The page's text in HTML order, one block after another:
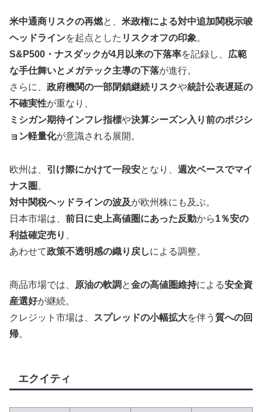
米中通商リスクの再燃と、 米政権による対中追加関税示唆
ヘッドラインを起点とした リスクオフの印象。
S&P500・ナスダックが4月以来の下落率を記録し、 広範
な手仕舞いとメガテック主導の下落が進行。
さらに、 政府機関の一部閉鎖継続リスクや統計公表遅延の
不確実性が重なり、
ミシガン期待インフレ指標や決算シーズン入り前のポジシ
ョン軽量化が意識される展開。
欧州は、 引け際にかけて一段安となり、 週次ベースでマイ
ナス圏 。
対中関税ヘッドラインの波及が欧州株にも及ぶ。
日本市場は、 前日に史上高値圏にあった反動から1％安の
利益確定売り
あわせて政策不透明感の織り戻しによる調整。
商品市場では、 原油の軟調 と金の高値圏維持による安全資
産選好が継続。
クレジット市場は、
スプレッドの小幅拡大を伴う 質への回
帰。
エクイティ